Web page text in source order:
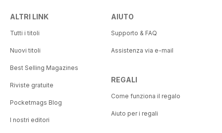
ALTRI LINK
Tutti i titoli
Nuovi titoli
Best Selling Magazines
Riviste gratuite
Pocketmags Blog
I nostri editori
AIUTO
Supporto & FAQ
Assistenza via e-mail
REGALI
Come funziona il regalo
Aiuto per i regali